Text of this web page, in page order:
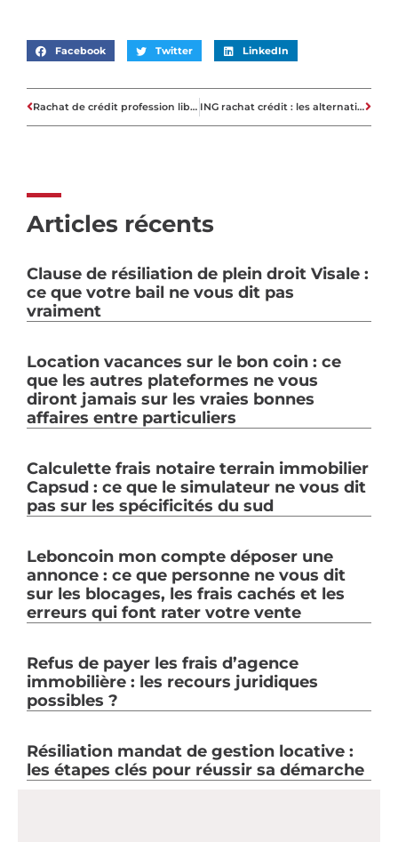
Facebook Twitter LinkedIn
Rachat de crédit profession libérale : les 7 étapes pour réussir votre dossier ING rachat crédit : les alternatives à considérer pour un regroupement efficace
Articles récents
Clause de résiliation de plein droit Visale :
ce que votre bail ne vous dit pas
vraiment
Location vacances sur le bon coin : ce
que les autres plateformes ne vous
diront jamais sur les vraies bonnes
affaires entre particuliers
Calculette frais notaire terrain immobilier
Capsud : ce que le simulateur ne vous dit
pas sur les spécificités du sud
Leboncoin mon compte déposer une
annonce : ce que personne ne vous dit
sur les blocages, les frais cachés et les
erreurs qui font rater votre vente
Refus de payer les frais d’agence
immobilière : les recours juridiques
possibles ?
Résiliation mandat de gestion locative :
les étapes clés pour réussir sa démarche